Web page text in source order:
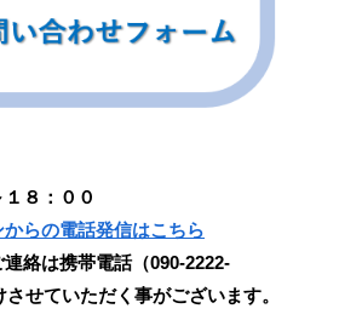
８：００
らの電話発信はこちら
絡は携帯電話（090-2222-
せていただく事がございます。